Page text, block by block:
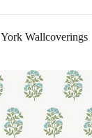
York Wallcoverings